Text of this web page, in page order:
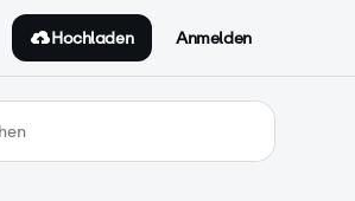
Hochladen Anmelden